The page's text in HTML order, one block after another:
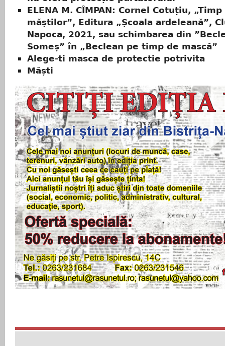
ELENA M. CÎMPAN: Cornel Cotuțiu, „Timp
măștilor”, Editura „Școala ardeleană”,
Napoca, 2021, sau schimbarea din
Someș” în „Beclean pe timp de mască”
Alege-ti masca de protectie potrivita
Măști